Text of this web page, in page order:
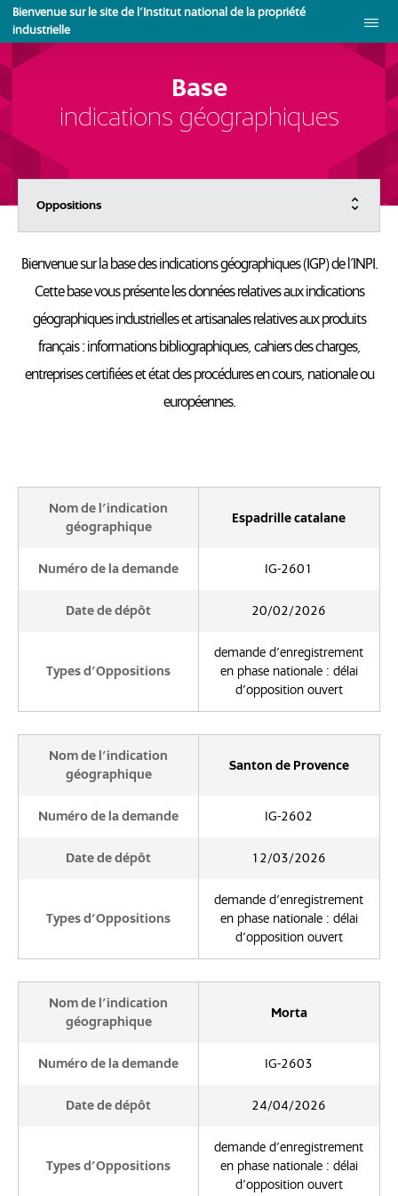
Aller
au
contenu
principal
Bienvenue sur le site de l'Institut national de la propriété
industrielle
Base
indications géographiques
principal
Oppositions
Bienvenue sur la base des indications géographiques (IGP) de l’INPI.
Cette base vous présente les données relatives aux indications
géographiques industrielles et artisanales relatives aux produits
français : informations bibliographiques, cahiers des charges,
entreprises certifiées et état des procédures en cours, nationale ou
européennes.
Nom de l'indication
géographique
Espadrille catalane
Numéro de la demande IG-2601
Date de dépôt 20/02/2026
Types d'Oppositions
demande d'enregistrement
en phase nationale : délai
d'opposition ouvert
Nom de l'indication
géographique
Santon de Provence
Numéro de la demande IG-2602
Date de dépôt 12/03/2026
Types d'Oppositions
demande d'enregistrement
en phase nationale : délai
d'opposition ouvert
Nom de l'indication
géographique
Morta
Numéro de la demande IG-2603
Date de dépôt 24/04/2026
Types d'Oppositions
demande d'enregistrement
en phase nationale : délai
d'opposition ouvert